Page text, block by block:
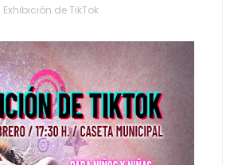
Exhibición de TikTok